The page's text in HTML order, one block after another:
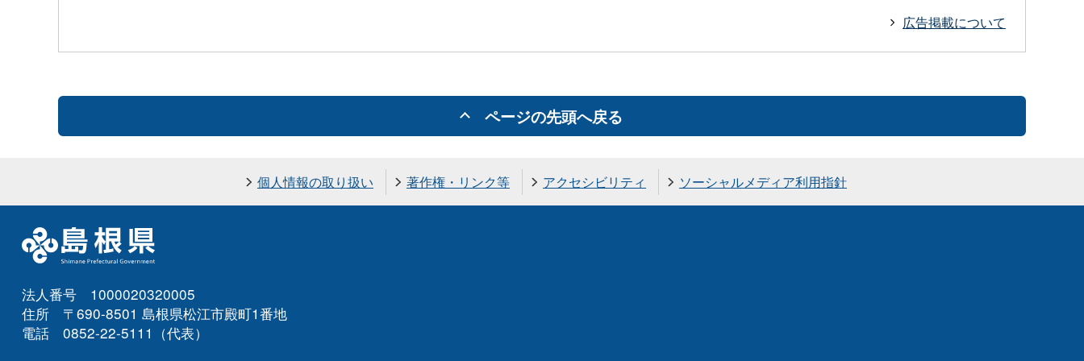
広告掲載について
ページの先頭へ戻る
個人情報の取り扱い 著作権・リンク等 アクセシビリティ ソーシャルメディア利用指針
法人番号 1000020320005
住所 〒690-8501 島根県松江市殿町1番地
電話 0852-22-5111（代表）